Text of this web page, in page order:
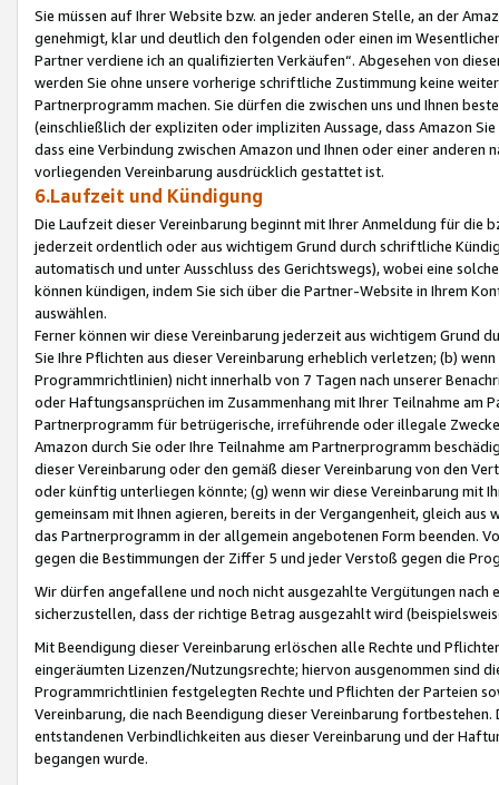
Sie müssen auf Ihrer Website bzw. an jeder anderen Stelle, an der
genehmigt, klar und deutlich den folgenden oder einen im
Partner verdiene ich an qualifizierten Verkäufen“. Abgesehen von
werden Sie ohne unsere vorherige schriftliche Zustimmung keine
Partnerprogramm machen. Sie dürfen die zwischen uns und Ihnen
(einschließlich der expliziten oder impliziten Aussage, dass Amazon
dass eine Verbindung zwischen Amazon und Ihnen oder einer
vorliegenden Vereinbarung ausdrücklich gestattet ist.
6.Laufzeit und Kündigung
Die Laufzeit dieser Vereinbarung beginnt mit Ihrer Anmeldung für die
jederzeit ordentlich oder aus wichtigem Grund durch schriftliche
automatisch und unter Ausschluss des Gerichtswegs), wobei eine
können kündigen, indem Sie sich über die Partner-Website in Ihrem
auswählen.
Ferner können wir diese Vereinbarung jederzeit aus wichtigem Grund
Sie Ihre Pflichten aus dieser Vereinbarung erheblich verletzen; (b)
Programmrichtlinien) nicht innerhalb von 7 Tagen nach unserer
oder Haftungsansprüchen im Zusammenhang mit Ihrer Teilnahme am
Partnerprogramm für betrügerische, irreführende oder illegale
Amazon durch Sie oder Ihre Teilnahme am Partnerprogramm
dieser Vereinbarung oder den gemäß dieser Vereinbarung von den
oder künftig unterliegen könnte; (g) wenn wir diese Vereinbarung mit
gemeinsam mit Ihnen agieren, bereits in der Vergangenheit, gleich
das Partnerprogramm in der allgemein angebotenen Form beenden.
gegen die Bestimmungen der Ziffer 5 und jeder Verstoß gegen die
Wir dürfen angefallene und noch nicht ausgezahlte Vergütungen
sicherzustellen, dass der richtige Betrag ausgezahlt wird
Mit Beendigung dieser Vereinbarung erlöschen alle Rechte und
eingeräumten Lizenzen/Nutzungsrechte; hiervon ausgenommen sind
Programmrichtlinien festgelegten Rechte und Pflichten der Parteien
Vereinbarung, die nach Beendigung dieser Vereinbarung
entstandenen Verbindlichkeiten aus dieser Vereinbarung und der
begangen wurde.